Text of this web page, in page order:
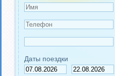
Даты поездки